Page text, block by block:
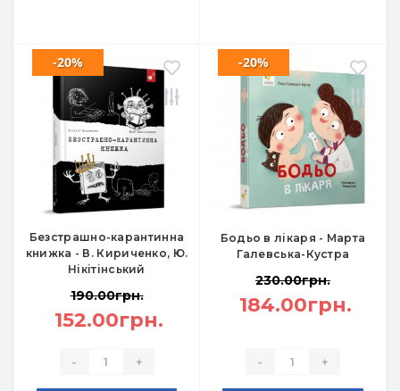
Безстрашно-карантинна
книжка - В. Кириченко, Ю.
Нікітінський
-20%
190.00грн.
152.00грн.
- +
Бодьо в лікаря - Марта
Галевська-Кустра
-20%
230.00грн.
184.00грн.
- +